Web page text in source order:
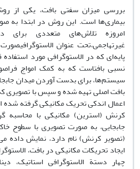
بررسی میزان سفتی بافت، یکی از
بیماری‌ها است. این روش در ابتدا به
امروزه تلاش‌های متعددی برای
غیرتهاجمی،تحت عنوان
پایه‌ای که در الاستوگرافی مورد
نسبی بافتاست که به کمک امواج
سیستم‌ها، برای بدست آوردن میدان
بافت اصلی تهیه شده و سپس با تصویری
اعمال اندکی تحریک مکانیکی گرفته
کرنش (استرین) مکانیکی با محاسبه
جابجایی، به صورت تصویری با سطوح
(تصویر کرنش) نام دارد، نمایش داده
ایجاد تحریکات مکانیکی در بافت،
چهار دستة الاستوگرافی استاتیک،